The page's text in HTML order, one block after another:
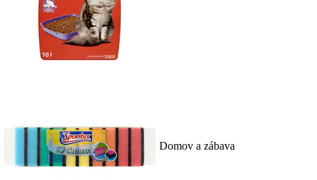
Domov a zábava